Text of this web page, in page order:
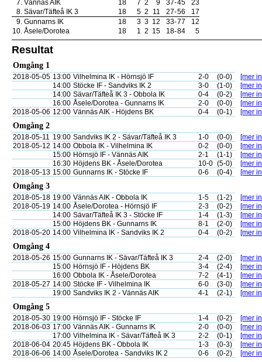
7. Vännäs AIK 18 7 2 9 37-45
23
8. Sävar/Täfteå IK 3 18 5 2 11 27-56
17
9. Gunnarns IK 18 3 3 12 33-77
12
10. Åsele/Dorotea 18 1 2 15 18-84 5
Resultat
Omgång 1
2018-05-05 13:00 Vilhelmina IK - Hörnsjö IF 2-0 (0-0)
[mer
14:00 Stöcke IF - Sandviks IK 2 3-0 (1-0)
[mer
14:00 Sävar/Täfteå IK 3 - Obbola IK 0-4 (0-2)
[mer
16:00 Åsele/Dorotea - Gunnarns IK 2-0 (0-0)
[mer
2018-05-06 12:00 Vännäs AIK - Höjdens BK 0-4 (0-1) [mer
Omgång 2
2018-05-11 19:00 Sandviks IK 2 - Sävar/Täfteå IK 3 1-0 (0-0)
[mer
2018-05-12 14:00 Obbola IK - Vilhelmina IK 0-2 (0-0)
[mer
15:00 Hörnsjö IF - Vännäs AIK 2-1 (1-1)
[mer
16:30 Höjdens BK - Åsele/Dorotea 10-0 (5-0)
[mer
2018-05-13 15:00 Gunnarns IK - Stöcke IF 0-6 (0-4) [mer
Omgång 3
2018-05-18 19:00 Vännäs AIK - Obbola IK 1-5 (1-2)
[mer
2018-05-19 14:00 Åsele/Dorotea - Hörnsjö IF 2-3 (0-2)
[mer
14:00 Sävar/Täfteå IK 3 - Stöcke IF 1-4 (1-3)
[mer
15:00 Höjdens BK - Gunnarns IK 8-1 (2-0)
[mer
2018-05-20 14:00 Vilhelmina IK - Sandviks IK 2 0-4 (0-2) [mer
Omgång 4
2018-05-26 15:00 Gunnarns IK - Sävar/Täfteå IK 3 2-4 (2-0)
[mer
15:00 Hörnsjö IF - Höjdens BK 3-4 (2-4)
[mer
16:00 Obbola IK - Åsele/Dorotea 7-2 (4-1)
[mer
2018-05-27 14:00 Stöcke IF - Vilhelmina IK 6-0 (3-0)
[mer
19:00 Sandviks IK 2 - Vännäs AIK 4-1 (2-1) [mer
Omgång 5
2018-05-30 19:00 Hörnsjö IF - Stöcke IF 1-4 (0-2)
[mer
2018-06-03 17:00 Vännäs AIK - Gunnarns IK 2-0 (0-0)
[mer
17:00 Vilhelmina IK - Sävar/Täfteå IK 3 2-2 (0-1)
[mer
2018-06-04 20:45 Höjdens BK - Obbola IK 1-3 (0-3)
[mer
2018-06-06 14:00 Åsele/Dorotea - Sandviks IK 2 0-6 (0-2) [mer